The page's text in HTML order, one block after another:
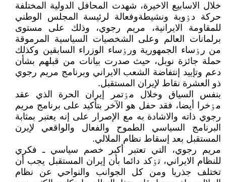
خلال الاسابيع الاخيرة، شهدت المحافل الدولية المختلفة
حرکة دٶوبة ونشيطةوفعالة لرئيسة المجلس الوطني
للمقاومة الايرانية، مريم رجوي، وذلك على مستوى
برلمانات العالم وعلى الشخصيات السياسية المرموقة
من رٶساء الجمهورية ورٶساء الوزراء السابقين وکذلك
حملة جائزة نوبل، حيث صدرت بيانات من قبلهم بشأن
دعم وتإييد إنتفاضة الشعب الايراني وبرنامج مريم رجوي
ذو العشرة نقاط لإيران المستقبل.
بنفس السياق وخلال مٶتمر إيران الحرة الذي عقد
مٶخرا أيضا، فقد حفل هو الآخر بتأکيد على برنامج مريم
رجوي ذاته والاشادة به مع الإصرار على إنه يعتبر بمثابة
البرنامج السياسي الطموح والفعال والواقعي لإيرن
المستقبل بعد إسقاط نظام الملالي.
مريم رجوي، التي تعتبر أکبر خصم سياسي ـ فکري
للنظام الايراني، تٶکد دائما بأن إيران المستقبل يجب أن
تختلف جذريا ومن کل الجوانب والنواحي عن نظام